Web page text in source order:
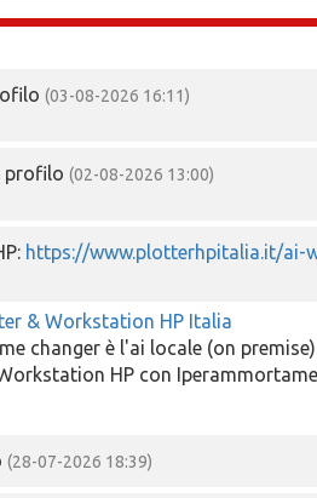
(03-08-2026 16:11)
profilo (02-08-2026 13:00)
https://www.plotterhpitalia.it/ai-
& Workstation HP Italia
changer è l'ai locale (on
HP con
(28-07-2026 18:39)